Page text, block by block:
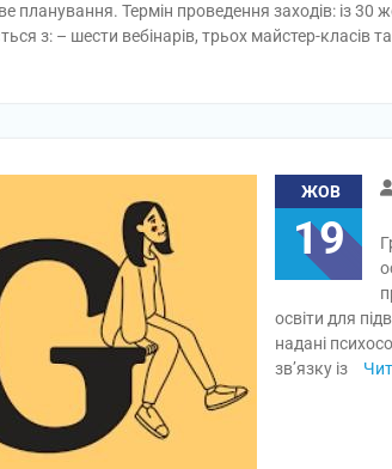
планування. Термін проведення заходів: із
з: – шести вебінарів, трьох майстер-класів
ЖОВ
19
освіти для
надані
зв’язку із